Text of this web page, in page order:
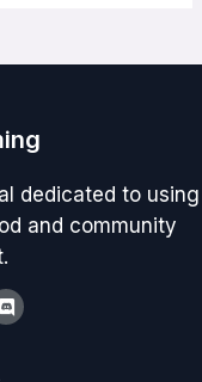
dedicated to using
and community